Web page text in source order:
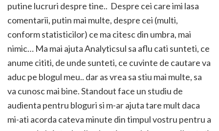
putine lucruri despre tine.. Despre cei care imi lasa
comentarii, putin mai multe, despre cei (multi,
conform statisticilor) ce ma citesc din umbra, mai
nimic… Ma mai ajuta Analyticsul sa aflu cati sunteti, ce
anume cititi, de unde sunteti, ce cuvinte de cautare va
aduc pe blogul meu.. dar as vrea sa stiu mai multe, sa
va cunosc mai bine. Standout face un studiu de
audienta pentru bloguri si m-ar ajuta tare mult daca
mi-ati acorda cateva minute din timpul vostru pentru a